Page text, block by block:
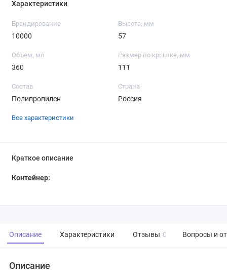
Характеристики
Брендирование
10000
Высота, мм
57
Объем, мл
360
Размер по крышке, мм
111
Состав
Полипропилен
Страна
Россия
Все характеристики
Краткое описание
Контейнер:
Описание Характеристики Отзывы 0 Вопросы и
Описание